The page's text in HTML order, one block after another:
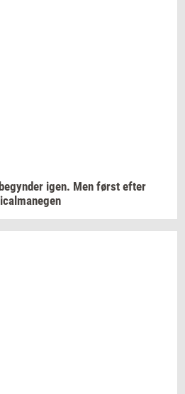
igen. Men først efter